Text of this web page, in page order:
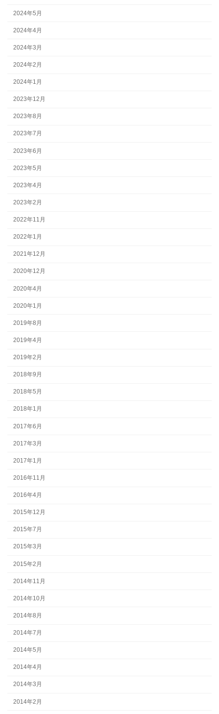
2024年5月
2024年4月
2024年3月
2024年2月
2024年1月
2023年12月
2023年8月
2023年7月
2023年6月
2023年5月
2023年4月
2023年2月
2022年11月
2022年1月
2021年12月
2020年12月
2020年4月
2020年1月
2019年8月
2019年4月
2019年2月
2018年9月
2018年5月
2018年1月
2017年6月
2017年3月
2017年1月
2016年11月
2016年4月
2015年12月
2015年7月
2015年3月
2015年2月
2014年11月
2014年10月
2014年8月
2014年7月
2014年5月
2014年4月
2014年3月
2014年2月